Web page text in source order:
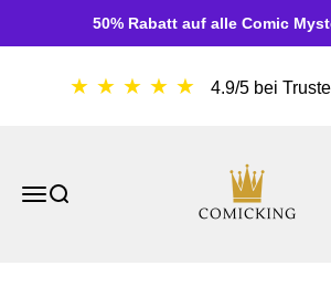
50% Rabatt auf alle Comic
★ ★ ★ ★ ★ 4.9/5 bei
MenüSuche